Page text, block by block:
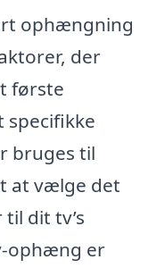
ophængning
der
første
bruges til
at vælge det
dit tv’s
ophæng er